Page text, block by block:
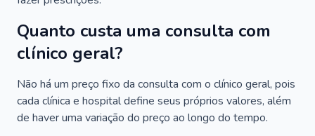
Quanto custa uma consulta com
clínico geral?
Não há um preço fixo da consulta com o clínico geral, pois
cada clínica e hospital define seus próprios valores, além
de haver uma variação do preço ao longo do tempo.